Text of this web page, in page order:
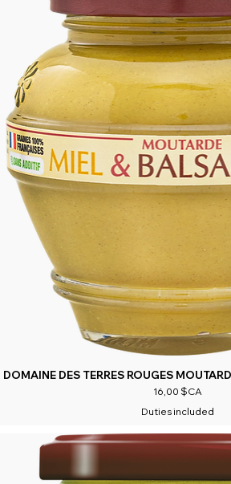
DOMAINE DES TERRES ROUGES
Prix
16,00 $CA
Duties included